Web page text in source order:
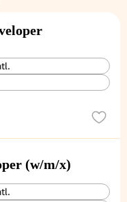
(w/m/x)